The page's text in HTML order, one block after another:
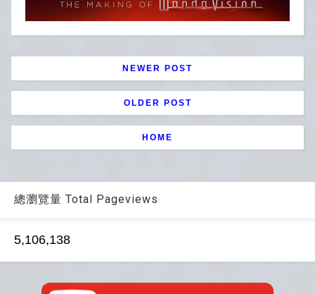
NEWER POST
OLDER POST
HOME
總瀏覽量 Total Pageviews
5,106,138